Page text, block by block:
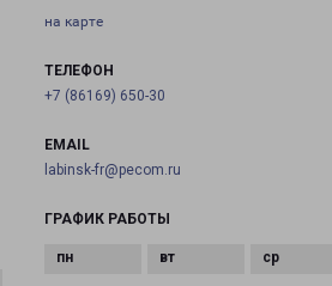
на карте
ТЕЛЕФОН
+7 (86169) 650-30
EMAIL
labinsk-fr@pecom.ru
ГРАФИК РАБОТЫ